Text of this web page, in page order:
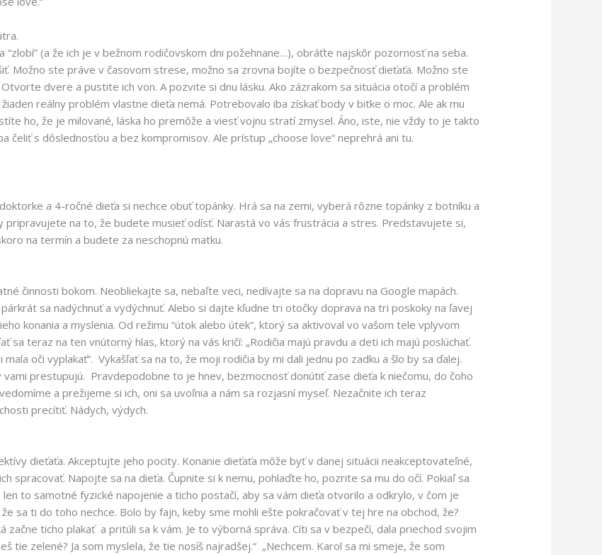
a “zlobí” (a že ich je v bežnom rodičovskom dni požehnane…), obráťte najskôr pozornosť na seba.
Možno ste práve v časovom strese, možno sa zrovna bojíte o bezpečnosť dieťaťa. Možno ste
dvere a pustite ich von. A pozvite si dnu lásku. Ako zázrakom sa situácia otočí a problém
reálny problém vlastne dieťa nemá. Potrebovalo iba získať body v bitke o moc. Ale ak mu
ho, že je milované, láska ho premôže a viesť vojnu stratí zmysel. Áno, iste, nie vždy to je takto
čeliť s dôslednosťou a bez kompromisov. Ale prístup „choose love“ neprehrá ani tu.
a 4-ročné dieťa si nechce obuť topánky. Hrá sa na zemi, vyberá rôzne topánky z botníku a
pripravujete na to, že budete musieť odísť. Narastá vo vás frustrácia a stres. Predstavujete si,
na termín a budete za neschopnú matku.
činnosti bokom. Neobliekajte sa, nebaľte veci, nedívajte sa na dopravu na Google mapách.
sa nadýchnuť a vydýchnuť. Alebo si dajte kľudne tri otočky doprava na tri poskoky na ľavej
konania a myslenia. Od režimu “útok alebo útek”, ktorý sa aktivoval vo vašom tele vplyvom
sa teraz na ten vnútorný hlas, ktorý na vás kričí: „Rodičia majú pravdu a deti ich majú poslúchať.
oči vyplakať“. Vykašľať sa na to, že moji rodičia by mi dali jednu po zadku a šlo by sa ďalej.
prestupujú. Pravdepodobne to je hnev, bezmocnosť donútiť zase dieťa k niečomu, do čoho
a prežijeme si ich, oni sa uvoľnia a nám sa rozjasní myseľ. Nezačnite ich teraz
precítiť. Nádych, výdych.
dieťaťa. Akceptujte jeho pocity. Konanie dieťaťa môže byť v danej situácii neakceptovateľné,
spracovať. Napojte sa na dieťa. Čupnite si k nemu, pohlaďte ho, pozrite sa mu do očí. Pokiaľ sa
to samotné fyzické napojenie a ticho postačí, aby sa vám dieťa otvorilo a odkrylo, v čom je
sa ti do toho nechce. Bolo by fajn, keby sme mohli ešte pokračovať v tej hre na obchod, že?
začne ticho plakať a pritúli sa k vám. Je to výborná správa. Cíti sa v bezpečí, dala priechod svojim
tie zelené? Ja som myslela, že tie nosíš najradšej.“ „Nechcem. Karol sa mi smeje, že som